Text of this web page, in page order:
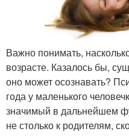
Важно понимать,
возрасте. Казалось бы,
оно может осознавать?
года у маленького
значимый в дальнейшем
не столько к родителям,